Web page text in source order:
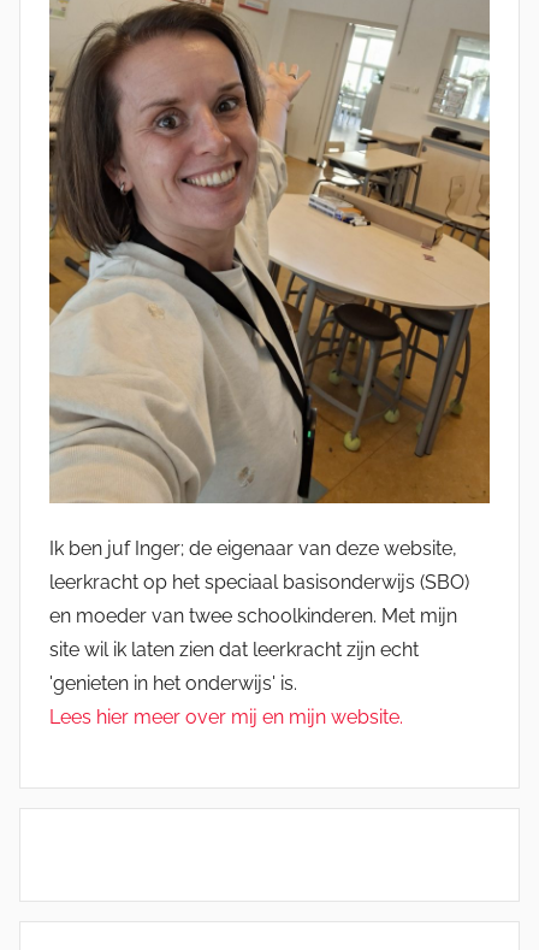
Ik ben juf Inger; de eigenaar van deze website,
leerkracht op het speciaal basisonderwijs (SBO)
en moeder van twee schoolkinderen. Met mijn
site wil ik laten zien dat leerkracht zijn echt
'genieten in het onderwijs' is.
Lees hier meer over mij en mijn website.